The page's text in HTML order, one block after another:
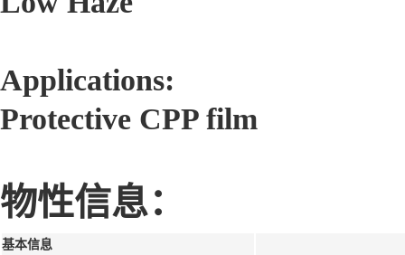
Applications:
Protective CPP film
物性信息：
基本信息